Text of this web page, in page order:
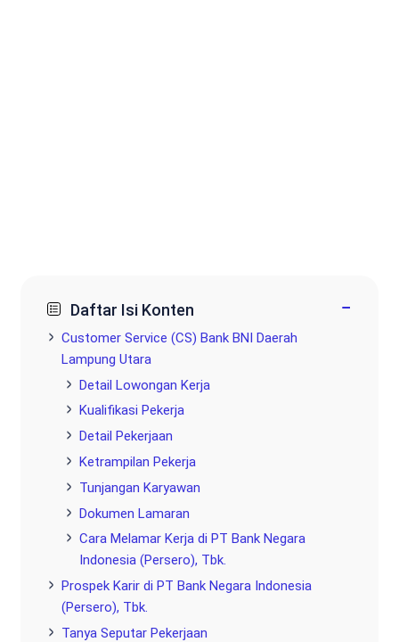
Daftar Isi Konten −
Customer Service (CS) Bank BNI Daerah
Lampung Utara
Detail Lowongan Kerja
Kualifikasi Pekerja
Detail Pekerjaan
Ketrampilan Pekerja
Tunjangan Karyawan
Dokumen Lamaran
Cara Melamar Kerja di PT Bank Negara
Indonesia (Persero), Tbk.
Prospek Karir di PT Bank Negara Indonesia
(Persero), Tbk.
Tanya Seputar Pekerjaan